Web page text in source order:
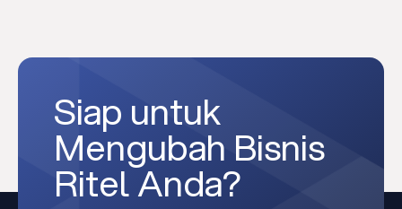
Siap untuk
Mengubah Bisnis
Ritel Anda?